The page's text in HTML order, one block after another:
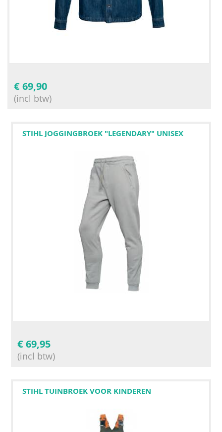
€ 69,90
(incl btw)
STIHL JOGGINGBROEK "LEGENDARY" UNISEX
€ 69,95
(incl btw)
STIHL TUINBROEK VOOR KINDEREN